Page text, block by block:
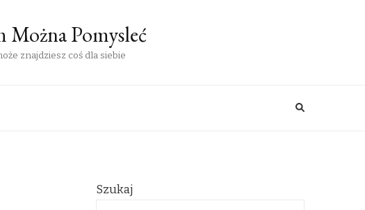
Można Pomysleć
znajdziesz coś dla siebie
Szukaj